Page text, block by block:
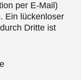
per E-Mail)
Ein lückenloser
Dritte ist